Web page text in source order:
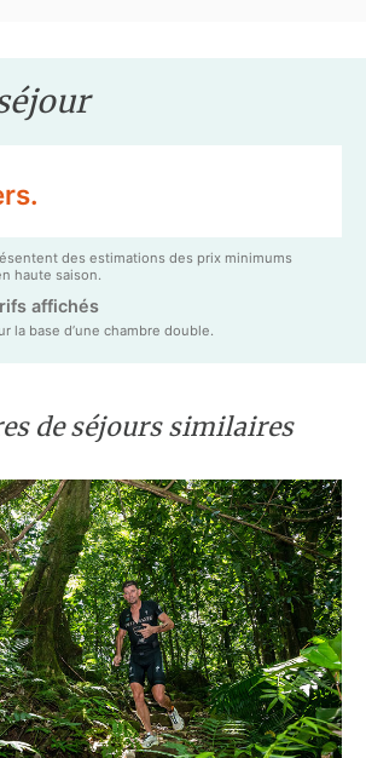
des estimations des prix minimums
haute saison.
affichés
la base d’une chambre double.
de séjours similaires